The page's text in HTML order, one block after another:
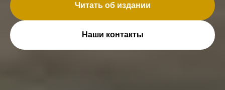
Читать об издании
Наши контакты